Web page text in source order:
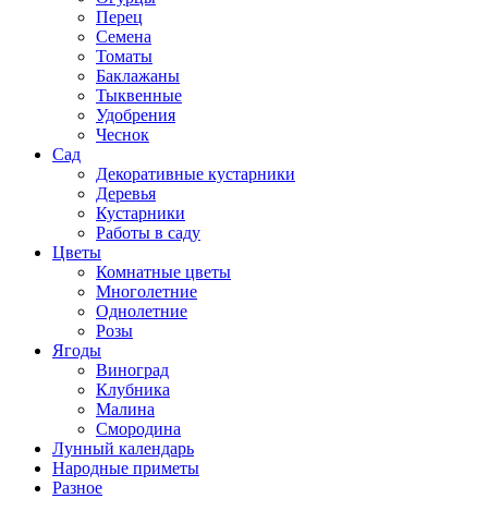
Перец
Семена
Томаты
Баклажаны
Тыквенные
Удобрения
Чеснок
Сад
Декоративные кустарники
Деревья
Кустарники
Работы в саду
Цветы
Комнатные цветы
Многолетние
Однолетние
Розы
Ягоды
Виноград
Клубника
Малина
Смородина
Лунный календарь
Народные приметы
Разное